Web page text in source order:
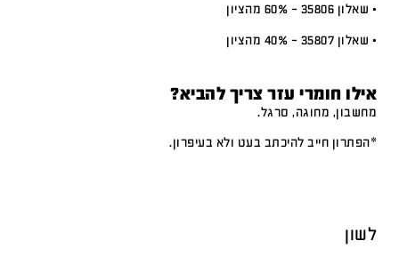
• שאלון 35806 – 60% מהציון
• שאלון 35807 – 40% מהציון
אילו חומרי עזר צריך להביא?
מחשבון, מחוגה, סרגל.
*הפתרון חייב להיכתב בעט ולא בעיפרון.
לשון